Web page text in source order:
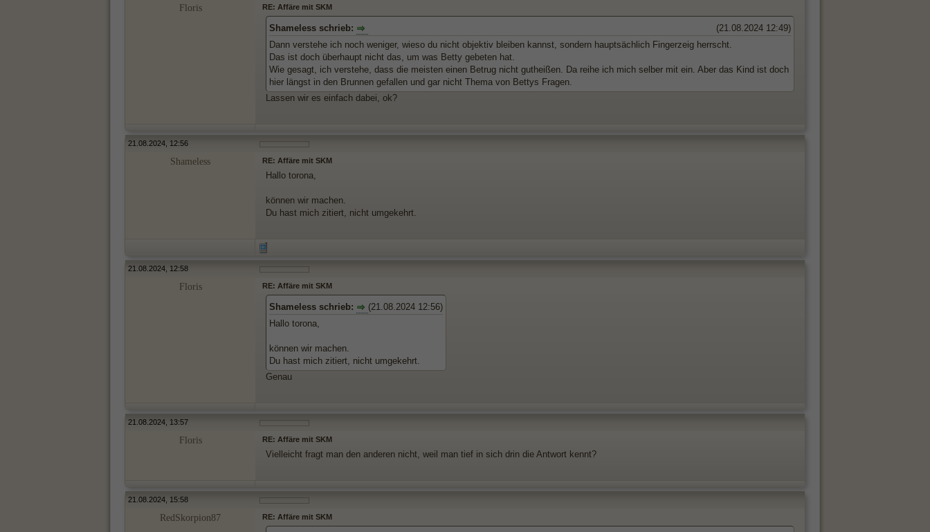
Floris RE: Affäre mit SKM
(21.08.2024 12:49)
Shameless schrieb:
Dann verstehe ich noch weniger, wieso du nicht objektiv bleiben kannst, sondern hauptsächlich Fingerzeig herrscht.
Das ist doch überhaupt nicht das, um was Betty gebeten hat.
Wie gesagt, ich verstehe, dass die meisten einen Betrug nicht gutheißen. Da reihe ich mich selber mit ein. Aber das Kind ist doch
hier längst in den Brunnen gefallen und gar nicht Thema von Bettys Fragen.
Lassen wir es einfach dabei, ok?
21.08.2024, 12:56
Shameless RE: Affäre mit SKM
Hallo torona,
können wir machen.
Du hast mich zitiert, nicht umgekehrt.
21.08.2024, 12:58
Floris RE: Affäre mit SKM
(21.08.2024 12:56)
Shameless schrieb:
Hallo torona,
können wir machen.
Du hast mich zitiert, nicht umgekehrt.
Genau
21.08.2024, 13:57
Floris RE: Affäre mit SKM
Vielleicht fragt man den anderen nicht, weil man tief in sich drin die Antwort kennt?
21.08.2024, 15:58
RedSkorpion87 RE: Affäre mit SKM